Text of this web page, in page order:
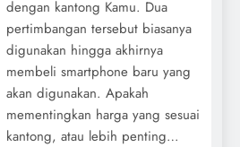
dengan kantong Kamu. Dua
pertimbangan tersebut biasanya
digunakan hingga akhirnya
membeli smartphone baru yang
akan digunakan. Apakah
mementingkan harga yang sesuai
kantong, atau lebih penting…